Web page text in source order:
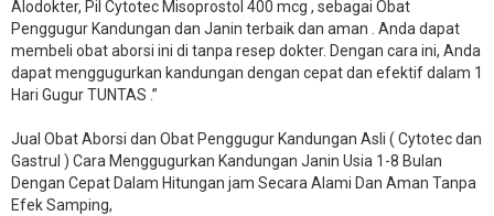
Alodokter, Pil Cytotec Misoprostol 400 mcg , sebagai Obat
Penggugur Kandungan dan Janin terbaik dan aman . Anda dapat
membeli obat aborsi ini di tanpa resep dokter. Dengan cara ini, Anda
dapat menggugurkan kandungan dengan cepat dan efektif dalam 1
Hari Gugur TUNTAS .”
Jual Obat Aborsi dan Obat Penggugur Kandungan Asli ( Cytotec dan
Gastrul ) Cara Menggugurkan Kandungan Janin Usia 1-8 Bulan
Dengan Cepat Dalam Hitungan jam Secara Alami Dan Aman Tanpa
Efek Samping,